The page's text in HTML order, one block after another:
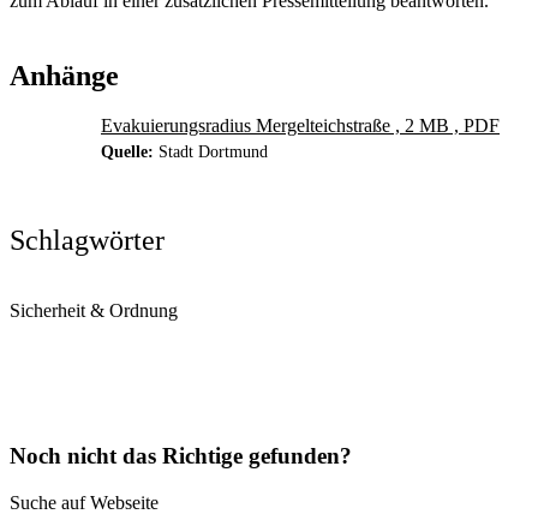
Anhänge
Evakuierungsradius Mergelteichstraße , 2 MB , PDF
Quelle: Stadt Dortmund
Schlagwörter
Sicherheit & Ordnung
Noch nicht das Richtige gefunden?
Suche auf Webseite